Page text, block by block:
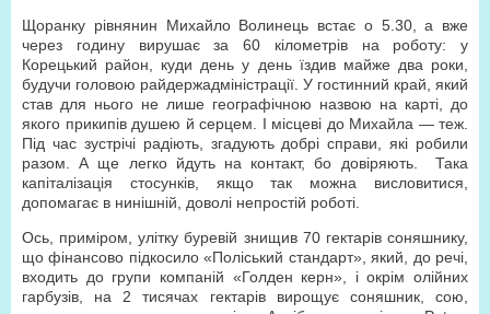
Щоранку рівнянин Михайло Волинець встає о 5.30, а вже
через годину вирушає за 60 кілометрівна роботу: у
Корецький район, куди день у день їздив майже два роки,
будучи головою райдержадміністрації. У гостинний край, який
став для нього не лише географічною назвою на карті, до
якого прикипів душею й серцем. І місцеві до Михайла — теж.
Під час зустрічі радіють, згадують добрі справи, які робили
разом. А ще легко йдуть на контакт, бо довіряють. Така
капіталізація стосунків, якщо так можна висловитися,
допомагає в нинішній, доволі непростій роботі.
Ось, приміром, улітку буревій знищив 70 гектарівсоняшнику,
що фінансово підкосило «Поліський стандарт», який, до речі,
входить до групи компаній «Голден керн», і окрім олійних
гарбузів, на 2 тисячах гектарів вирощує соняшник, сою,